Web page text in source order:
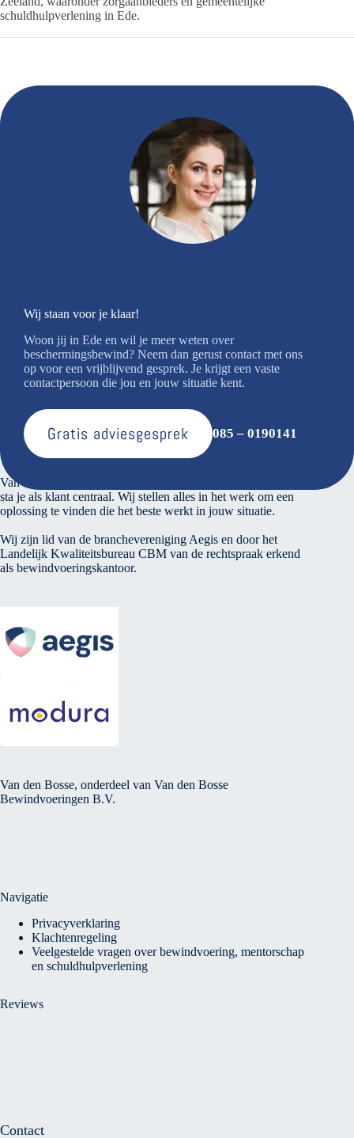
schuldhulpverlening in Ede.
Wij staan voor je klaar!
Woon jij in Ede en wil je meer weten over
beschermingsbewind? Neem dan gerust contact met ons
op voor een vrijblijvend gesprek. Je krijgt een vaste
contactpersoon die jou en jouw situatie kent.
Gratis adviesgesprek 085 – 0190141
Over ons
Van den Bosse voert verantwoord financieel beheer. Bij ons
sta je als klant centraal. Wij stellen alles in het werk om een
oplossing te vinden die het beste werkt in jouw situatie.
Wij zijn lid van de branchevereniging Aegis en door het
Landelijk Kwaliteitsbureau CBM van de rechtspraak erkend
als bewindvoeringskantoor.
Van den Bosse, onderdeel van Van den Bosse
Bewindvoeringen B.V.
Navigatie
Privacyverklaring
Klachtenregeling
Veelgestelde vragen over bewindvoering, mentorschap
en schuldhulpverlening
Reviews
Contact